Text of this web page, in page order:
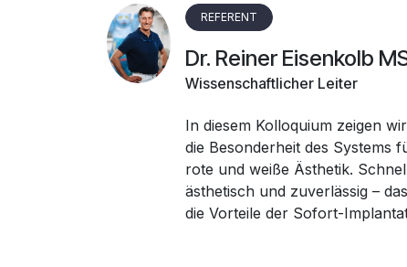
REFERENT
Dr. Reiner Eisenkolb
Wissenschaftlicher Leiter
In diesem Kolloquium zeigen
die Besonderheit des Systems
rote und weiße Ästhetik.
ästhetisch und zuverlässig –
die Vorteile der Sofort-